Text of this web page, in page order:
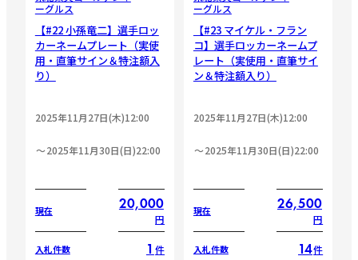
ーグルス
【#22 小孫竜二】選手ロッ
カーネームプレート（実使
用・直筆サイン＆特注額入
り）
2025年11月27日(木)12:00
2025年11月30日(日)22:00
現在 20,000
円
入札件数 1 件
ーグルス
【#23 マイケル・フラン
コ】選手ロッカーネームプ
レート（実使用・直筆サイ
ン＆特注額入り）
2025年11月27日(木)12:00
2025年11月30日(日)22:00
現在 26,500
円
入札件数 14件